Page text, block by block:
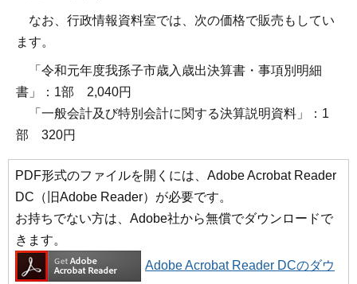
なお、行政情報資料室では、次の価格で販売もしてい
ます。
「令和元年度我孫子市歳入歳出決算書・事項別明細
書」：1部 2,040円
「一般会計及び特別会計に関する決算説明資料」：1
部 320円
PDF形式のファイルを開くには、Adobe Acrobat Reader
DC（旧Adobe Reader）が必要です。
お持ちでない方は、Adobe社から無償でダウンロードで
きます。
Adobe Acrobat Reader DCのダウ